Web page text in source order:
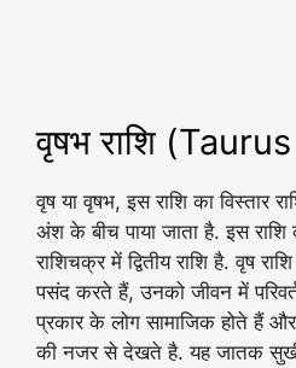
वृषभ राशि
वृष या वृषभ, इस राशि का
अंश के बीच पाया जाता है. इस
राशिचक्र में द्वितीय राशि है. वृष
पसंद करते हैं, उनको जीवन में
प्रकार के लोग सामाजिक होते हैं
की नजर से देखते है. यह जातक सुखी